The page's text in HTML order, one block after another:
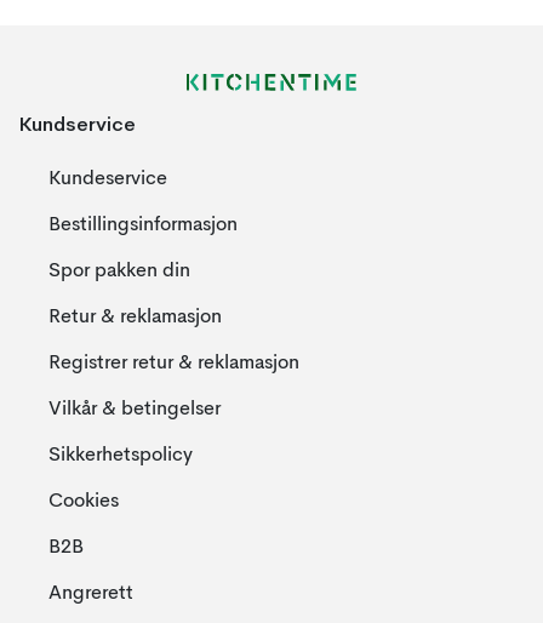
Kundservice
Kundeservice
Bestillingsinformasjon
Spor pakken din
Retur & reklamasjon
Registrer retur & reklamasjon
Vilkår & betingelser
Sikkerhetspolicy
Cookies
B2B
Angrerett